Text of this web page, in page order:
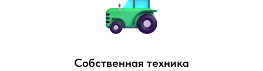
Собственная техника